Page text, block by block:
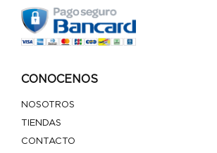
CONOCENOS
NOSOTROS
TIENDAS
CONTACTO